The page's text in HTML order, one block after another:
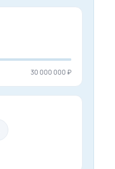
30 000 000 ₽